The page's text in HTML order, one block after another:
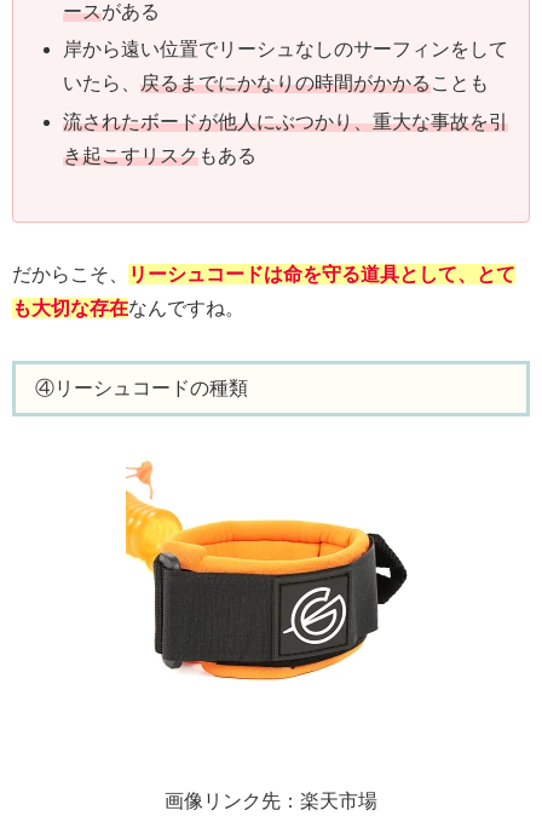
ースがある
岸から遠い位置でリーシュなしのサーフィンをして
いたら、戻るまでにかなりの時間がかかることも
流されたボードが他人にぶつかり、重大な事故を引
き起こすリスクもある
だからこそ、
リーシュコードは命を守る道具として、とて
も大切な存在なんですね。
④リーシュコードの種類
画像リンク先：楽天市場